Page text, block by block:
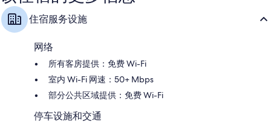
住宿服务设施
网络
所有客房提供：免费 Wi-Fi
室内 Wi-Fi 网速：50+ Mbps
部分公共区域提供：免费 Wi-Fi
停车设施和交通